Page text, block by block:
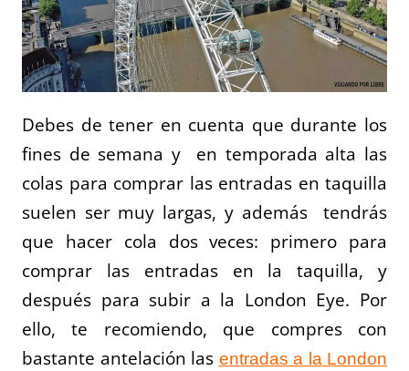
Debes de tener en cuenta que durante los
fines de semana y en temporada alta las
colas para comprar las entradas en taquilla
suelen ser muy largas, y además tendrás
que hacer cola dos veces: primero para
comprar las entradas en la taquilla, y
después para subir a la London Eye. Por
ello, te recomiendo, que compres con
bastante antelación las entradas a la London